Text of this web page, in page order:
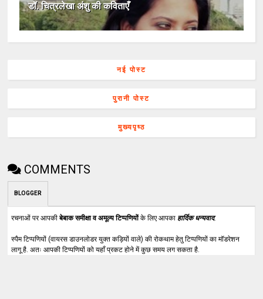
डॉ. चित्रलेखा अंशु की कविताएँ
नई पोस्ट
पुरानी पोस्ट
मुख्यपृष्ठ
COMMENTS
BLOGGER
रचनाओं पर आपकीबेबाक समीक्षा व अमूल्य टिप्पणियोंके लिए आपका हार्दिक धन्यवाद.
स्पैम टिप्पणियों (वायरस डाउनलोडर युक्त कड़ियों वाले) की रोकथाम हेतु टिप्पणियों का मॉडरेशन
लागू है. अतः आपकी टिप्पणियों को यहाँ प्रकट होने में कुछ समय लग सकता है.